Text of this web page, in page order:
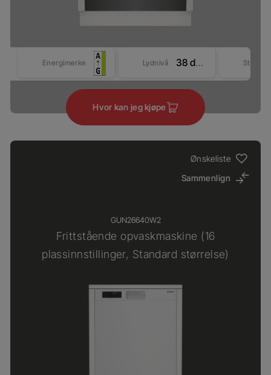
Energimerke Lydnivå 38 dBA
Hvor kan jeg kjøpe
Ønskeliste
Sammenlign
GUN26640W2
Frittstående opvaskmaskine (16
plassinnstillinger, Standard størrelse)